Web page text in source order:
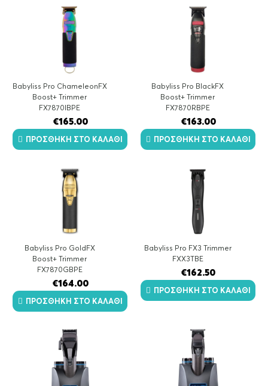
Babyliss Pro ChameleonFX
Boost+ Trimmer
FX7870IBPE
€165.00
ΠΡΟΣΘΉΚΗ ΣΤΟ ΚΑΛΆΘΙ
Babyliss Pro BlackFX
Boost+ Trimmer
FX7870RBPE
€163.00
ΠΡΟΣΘΉΚΗ ΣΤΟ ΚΑΛΆΘΙ
Babyliss Pro GoldFX
Boost+ Trimmer
FX7870GBPE
€164.00
ΠΡΟΣΘΉΚΗ ΣΤΟ ΚΑΛΆΘΙ
Babyliss Pro FX3 Trimmer
FXX3TBE
€162.50
ΠΡΟΣΘΉΚΗ ΣΤΟ ΚΑΛΆΘΙ